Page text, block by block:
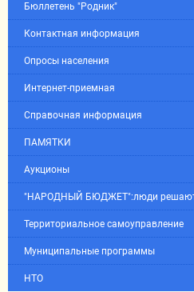
Бюллетень "Родник"
Контактная информация
Опросы населения
Интернет-приемная
Справочная информация
ПАМЯТКИ
Аукционы
"НАРОДНЫЙ БЮДЖЕТ":люди решают-
Территориальное самоуправление
Муниципальные программы
НТО